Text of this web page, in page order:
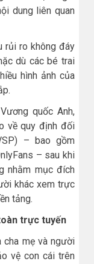
dung liên quan
rủi ro không đáy
dù các bé trai
hình ảnh của
quốc Anh,
về quy định đối
– bao gồm
– sau khi
nhằm mục đích
khác xem trực
tảng.
trực tuyến
cha mẹ và người
vệ con cái trên